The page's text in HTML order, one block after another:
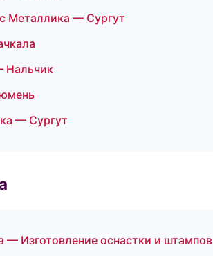
Металлика — Сургут
Нальчик
— Сургут
— Изготовление оснастки и штампов